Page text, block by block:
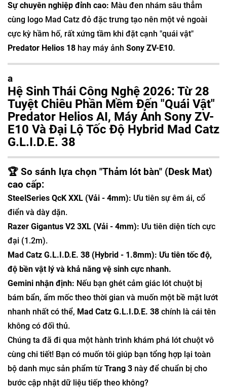
Sự chuyên nghiệp đỉnh cao: Màu đen nhám sâu thẳm
cùng logo Mad Catz đỏ đặc trưng tạo nên một vẻ ngoài
cực kỳ hầm hố, rất xứng tầm khi đặt cạnh "quái vật"
Predator Helios 18 hay máy ảnh Sony ZV-E10.
a
Hệ Sinh Thái Công Nghệ 2026: Từ 28
Tuyệt Chiêu Phần Mềm Đến "Quái Vật"
Predator Helios AI, Máy Ảnh Sony ZV-
E10 Và Đại Lộ Tốc Độ Hybrid Mad Catz
G.L.I.D.E. 38
🏆 So sánh lựa chọn "Thảm lót bàn" (Desk Mat)
cao cấp:
SteelSeries QcK XXL (Vải - 4mm): Ưu tiên sự êm ái, cổ
điển và dày dặn.
Razer Gigantus V2 3XL (Vải - 4mm): Ưu tiên diện tích cực
đại (1.2m).
Mad Catz G.L.I.D.E. 38 (Hybrid - 1.8mm): Ưu tiên tốc độ,
độ bền vật lý và khả năng vệ sinh cực nhanh.
Gemini nhận định: Nếu bạn ghét cảm giác lót chuột bị
bám bẩn, ẩm mốc theo thời gian và muốn một bề mặt lướt
nhanh nhất có thể, Mad Catz G.L.I.D.E. 38 chính là cái tên
không có đối thủ.
Chúng ta đã đi qua một hành trình khám phá lót chuột vô
cùng chi tiết! Bạn có muốn tôi giúp bạn tổng hợp lại toàn
bộ danh mục sản phẩm từTrang 3 này để chuẩn bị cho
bước cập nhật dữ liệu tiếp theo không?